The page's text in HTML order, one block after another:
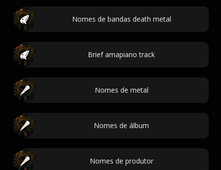
Nomes de bandas death metal
Brief amapiano track
Nomes de metal
Nomes de álbum
Nomes de produtor